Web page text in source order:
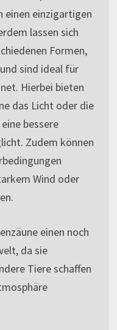
einen einzigartigen
lassen sich
Formen,
sind ideal für
Hierbei bieten
das Licht oder die
bessere
Zudem können
Wind oder
einen noch
da sie
Tiere schaffen